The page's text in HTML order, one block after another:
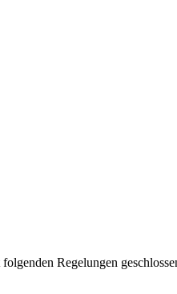
Regelungen